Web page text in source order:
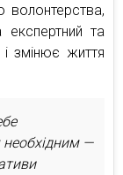
та
змінює життя
необхідним —